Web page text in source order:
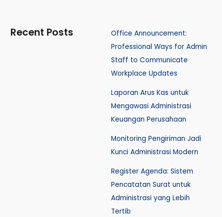
Recent Posts
Office Announcement:
Professional Ways for Admin
Staff to Communicate
Workplace Updates
Laporan Arus Kas untuk
Mengawasi Administrasi
Keuangan Perusahaan
Monitoring Pengiriman Jadi
Kunci Administrasi Modern
Register Agenda: Sistem
Pencatatan Surat untuk
Administrasi yang Lebih
Tertib